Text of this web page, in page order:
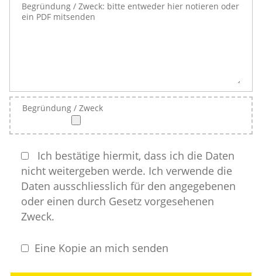
Begründung / Zweck: bitte entweder hier notieren oder
ein PDF mitsenden
Begründung / Zweck
Ich bestätige hiermit, dass ich die Daten
nicht weitergeben werde. Ich verwende die
Daten ausschliesslich für den angegebenen
oder einen durch Gesetz vorgesehenen
Zweck.
Eine Kopie an mich senden